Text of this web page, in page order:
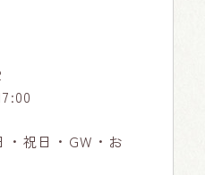
祝日・GW・お